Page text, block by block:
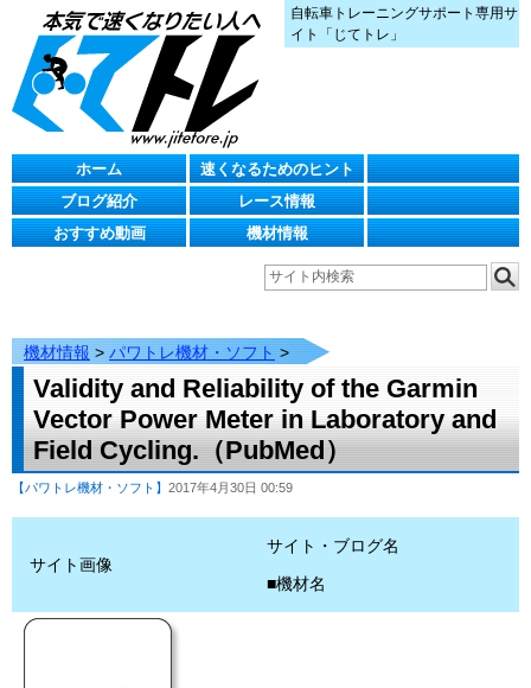
自転車トレーニングサポート専用サ
イト「じてトレ」
ホーム
速くなるためのヒント
ブログ紹介
レース情報
おすすめ動画
機材情報
機材情報 > パワトレ機材・ソフト >
Validity and Reliability of the Garmin
Vector Power Meter in Laboratory and
Field Cycling.（PubMed）
【パワトレ機材・ソフト】 2017年4月30日 00:59
サイト画像
サイト・ブログ名
■機材名